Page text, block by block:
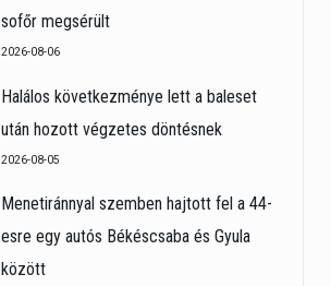
sofőr megsérült
2026-08-06
Halálos következménye lett a baleset
után hozott végzetes döntésnek
2026-08-05
Menetiránnyal szemben hajtott fel a 44-
esre egy autós Békéscsaba és Gyula
között